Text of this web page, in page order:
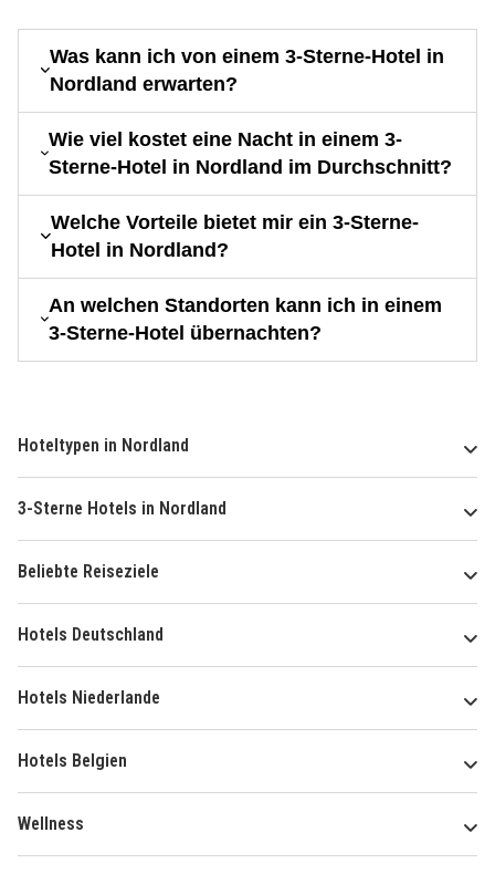
Was kann ich von einem 3-Sterne-Hotel in
Nordland erwarten?
Wie viel kostet eine Nacht in einem 3-
Sterne-Hotel in Nordland im Durchschnitt?
Welche Vorteile bietet mir ein 3-Sterne-
Hotel in Nordland?
An welchen Standorten kann ich in einem
3-Sterne-Hotel übernachten?
Hoteltypen in Nordland
3-Sterne Hotels in Nordland
Beliebte Reiseziele
Hotels Deutschland
Hotels Niederlande
Hotels Belgien
Wellness